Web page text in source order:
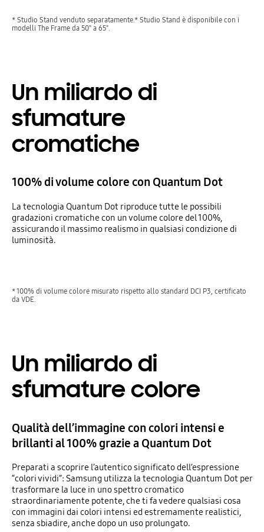
* Studio Stand venduto separatamente.* Studio Stand è disponibile con i
modelli The Frame da 50" a 65".
Un miliardo di
sfumature
cromatiche
100% di volume colore con Quantum Dot
La tecnologia Quantum Dot riproduce tutte le possibili
gradazioni cromatiche con un volume colore del 100%,
assicurando il massimo realismo in qualsiasi condizione di
luminosità.
* 100% di volume colore misurato rispetto allo standard DCI P3, certificato
da VDE.
Un miliardo di
sfumature colore
Qualità dell’immagine con colori intensi e
brillanti al 100% grazie a Quantum Dot
Preparati a scoprire l’autentico significato dell’espressione
“colori vividi”: Samsung utilizza la tecnologia Quantum Dot per
trasformare la luce in uno spettro cromatico
straordinariamente potente, che ti fa vedere qualsiasi cosa
con immagini dai colori intensi ed estremamente realistici,
senza sbiadire, anche dopo un uso prolungato.